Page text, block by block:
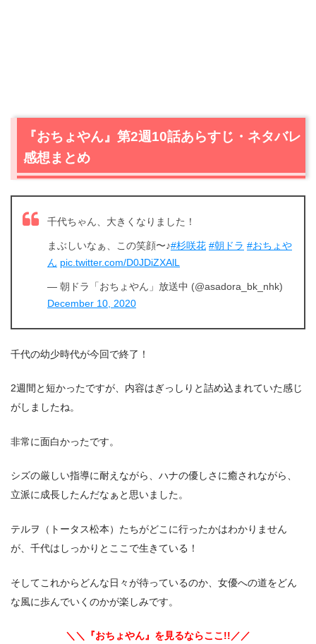
『おちょやん』第2週10話あらすじ・ネタバレ
感想まとめ
千代ちゃん、大きくなりました！
まぶしいなぁ、この笑顔〜♪#杉咲花 #朝ドラ #おちょや
ん pic.twitter.com/D0JDiZXAlL
— 朝ドラ「おちょやん」放送中 (@asadora_bk_nhk)
December 10, 2020
千代の幼少時代が今回で終了！
2週間と短かったですが、内容はぎっしりと詰め込まれていた感じ
がしましたね。
非常に面白かったです。
シズの厳しい指導に耐えながら、ハナの優しさに癒されながら、
立派に成長したんだなぁと思いました。
テルヲ（トータス松本）たちがどこに行ったかはわかりません
が、千代はしっかりとここで生きている！
そしてこれからどんな日々が待っているのか、女優への道をどん
な風に歩んでいくのかが楽しみです。
＼＼『おちょやん』を見るならここ!!／／